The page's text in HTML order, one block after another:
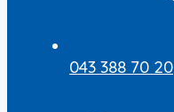
043 388 70 20